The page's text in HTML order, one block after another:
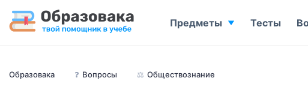
Образовака ❓ Вопросы ⚖️ Обществознание
Предметы Тесты